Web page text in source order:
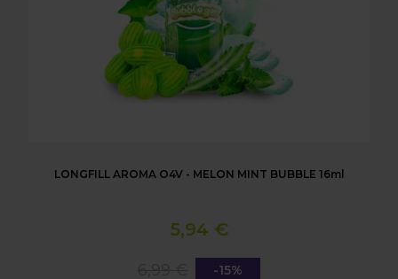
LONGFILL AROMA O4V - MELON MINT BUBBLE 16ml
5,94 €
-15%